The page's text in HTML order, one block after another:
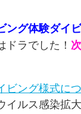
ング体験ダイ
ドラでした！
ビング様式につ
イルス感染拡